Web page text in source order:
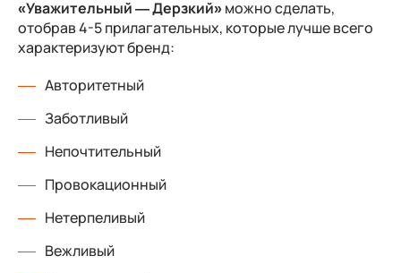
«Уважительный — Дерзкий»можно сделать,
отобрав 4-5 прилагательных, которые лучше всего
характеризуют бренд:
Авторитетный
Заботливый
Непочтительный
Провокационный
Нетерпеливый
Вежливый